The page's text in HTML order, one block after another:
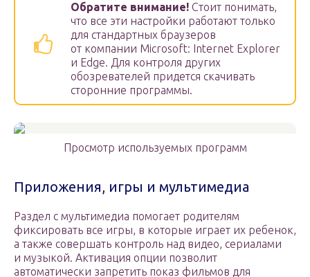
Обратите внимание! Стоит понимать,
что все эти настройки работают только
для стандартных браузеров
от компании Microsoft: Internet Explorer
и Edge. Для контроля других
обозревателей придется скачивать
сторонние программы.
Просмотр используемых программ
Приложения, игры и мультимедиа
Раздел с мультимедиа помогает родителям
фиксировать все игры, в которые играет их ребенок,
а также совершать контроль над видео, сериалами
и музыкой. Активация опции позволит
автоматически запретить показ фильмов для